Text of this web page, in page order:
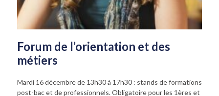
Forum de l’orientation et des
métiers
Mardi 16 décembre de 13h30 à 17h30 : stands de formations
post-bac et de professionnels. Obligatoire pour les 1ères et